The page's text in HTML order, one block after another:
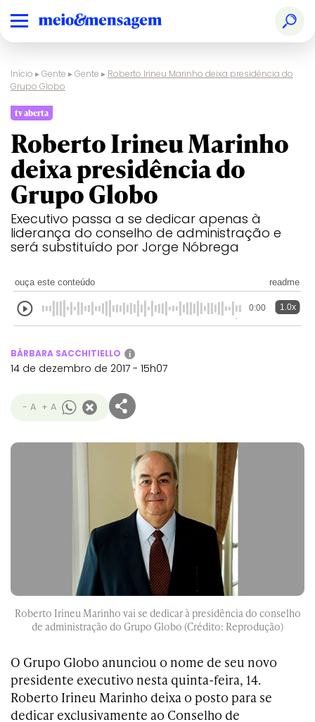
Início ▸Gente ▸Gente ▸ Roberto Irineu Marinho deixa presidência do
Grupo Globo
tv aberta
Roberto Irineu Marinho
deixa presidência do
Grupo Globo
Executivo passa a se dedicar apenas à
liderança do conselho de administração e
será substituído por Jorge Nóbrega
ouça este conteúdo readme
0:00 1.0x
BÁRBARA SACCHITIELLO i
14 de dezembro de 2017 - 15h07
- A + A
Roberto Irineu Marinho vai se dedicar à presidência do conselho
de administração do Grupo Globo (Crédito: Reprodução)
O Grupo Globo anunciou o nome de seu novo
presidente executivo nesta quinta-feira, 14.
Roberto Irineu Marinho deixa o posto para se
dedicar exclusivamente ao Conselho de